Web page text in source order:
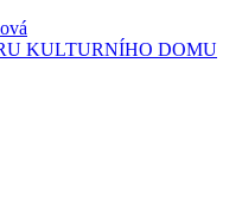
KULTURNÍHO DOMU